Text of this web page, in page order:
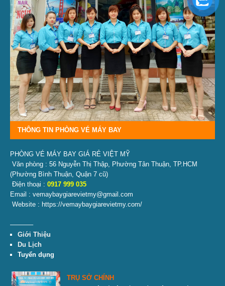
THÔNG TIN PHÒNG VÉ MÁY BAY
PHÒNG VÉ MÁY BAY GIÁ RẺ VIỆT MỸ
Văn phòng : 56 Nguyễn Thị Thập, Phường Tân Thuận, TP.HCM
(Phường Bình Thuận, Quận 7 cũ)
Điện thoại : 0917 999 035
Email : vemaybaygiarevietmy@gmail.com
Website : https://vemaybaygiarevietmy.com/
———–
Giới Thiệu
Du Lịch
Tuyển dụng
TRỤ SỞ CHÍNH